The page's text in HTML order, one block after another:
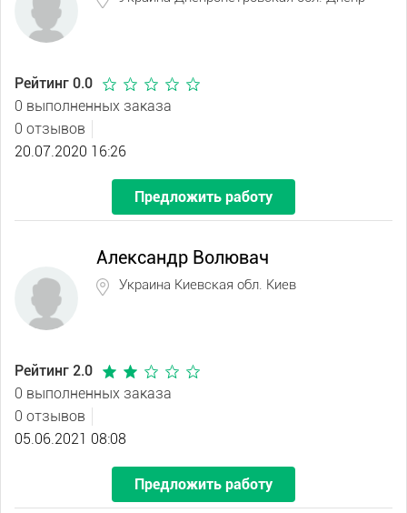
Рейтинг 0.0
0 выполненных заказа
0 отзывов
20.07.2020 16:26
Предложить работу
Александр Волювач
Украина Киевская обл. Киев
Рейтинг 2.0
0 выполненных заказа
0 отзывов
05.06.2021 08:08
Предложить работу